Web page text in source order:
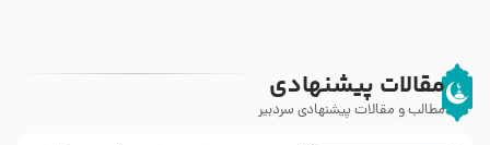
مقالات پیشنهادی
مطالب و مقالات پیشنهادی سردبیر